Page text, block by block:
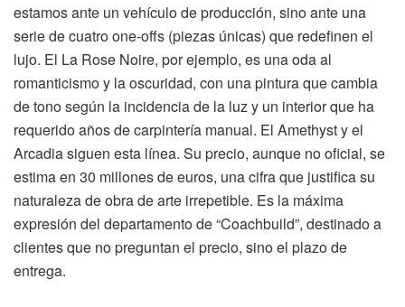
estamos ante un vehículo de producción, sino ante una
serie de cuatro one-offs (piezas únicas) que redefinen el
lujo. El La Rose Noire, por ejemplo, es una oda al
romanticismo y la oscuridad, con una pintura que cambia
de tono según la incidencia de la luz y un interior que ha
requerido años de carpintería manual. El Amethyst y el
Arcadia siguen esta línea. Su precio, aunque no oficial, se
estima en 30 millones de euros, una cifra que justifica su
naturaleza de obra de arte irrepetible. Es la máxima
expresión del departamento de “Coachbuild”, destinado a
clientes que no preguntan el precio, sino el plazo de
entrega.